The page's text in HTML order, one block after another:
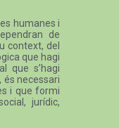
humanes i
de
context, del
que hagi
que s’hagi
és necessari
i que formi
jurídic,